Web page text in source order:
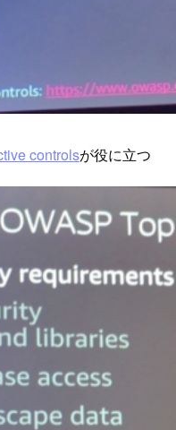
controlsが役に立つ